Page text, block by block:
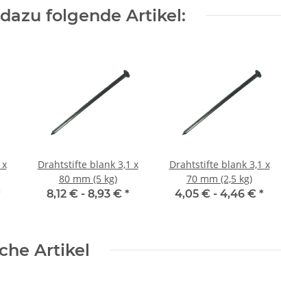
folgende Artikel:
Drahtstifte blank 3,1 x
80 mm (5 kg)
8,12 € - 8,93 € *
Drahtstifte blank 3,1 x
70 mm (2,5 kg)
4,05 € - 4,46 € *
Artikel